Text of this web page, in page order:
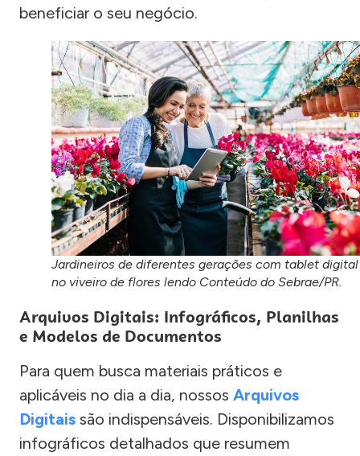
beneficiar o seu negócio.
Jardineiros de diferentes gerações com tablet digital
no viveiro de flores lendo Conteúdo do Sebrae/PR.
Arquivos Digitais: Infográficos, Planilhas
e Modelos de Documentos
Para quem busca materiais práticos e
aplicáveis no dia a dia, nossos Arquivos
Digitais são indispensáveis. Disponibilizamos
infográficos detalhados que resumem